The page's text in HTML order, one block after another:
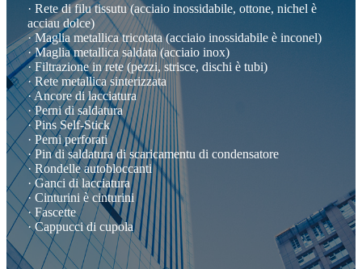
· Rete di filu tissutu (acciaio inossidabile, ottone, nichel è
acciau dolce)
· Maglia metallica tricotata (acciaio inossidabile è inconel)
· Maglia metallica saldata (acciaio inox)
· Filtrazione in rete (pezzi, strisce, dischi è tubi)
· Rete metallica sinterizzata
· Ancore di lacciatura
· Perni di saldatura
· Pins Self-Stick
· Perni perforati
· Pin di saldatura di scaricamentu di condensatore
· Rondelle autobloccanti
· Ganci di lacciatura
· Cinturini è cinturini
· Fascette
· Cappucci di cupola